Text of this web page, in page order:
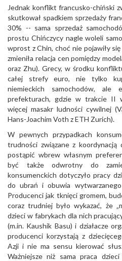
Jednak konflikt francusko-chiński
skutkował spadkiem sprzedaży
30% -- sama sprzedaż
prostu Chińczycy nagle woleli
wprost z Chin, choć nie pojawiły
zmieniła relacja cen pomiędzy
oraz Zhu). Grecy, w środku
całej strefy euro, nie tylko
niemieckich samochodów,
prefekturach, gdzie w trakcie II
więcej masakr ludności cywilnej
Hans-Joachim Voth z ETH Zurich).
W pewnych przypadkach
trudności związane z
postąpić wbrew własnym
być także odwrotny do
konsumenckich dotyczyło pracy
do ubrań i obuwia
Producenci jak tknięci gromem,
coraz trudniej było wykazać, że
dzieci w fabrykach dla nich
(m.in. Kaushik Basu) i działacze
producenci korzystają z
Azji i nie ma sensu kierować
Ważniejsze niż sama praca